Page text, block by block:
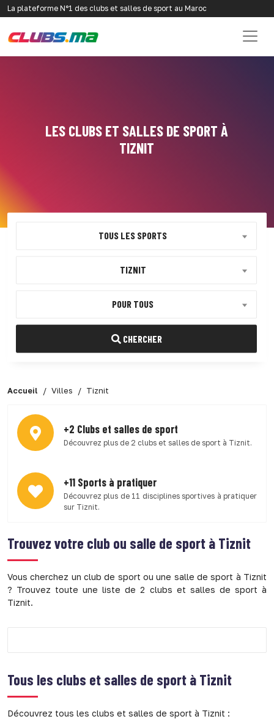
La plateforme N°1 des clubs et salles de sport au Maroc
LES CLUBS ET SALLES DE SPORT À
TIZNIT
TOUS LES SPORTS
TIZNIT
POUR TOUS
CHERCHER
Accueil Villes Tiznit
+2 Clubs et salles de sport
Découvrez plus de 2 clubs et salles de sport à Tiznit.
+11 Sports à pratiquer
Découvrez plus de 11 disciplines sportives à pratiquer
sur Tiznit.
Trouvez votre club ou salle de sport à Tiznit
Vous cherchez un club de sport ou une salle de sport à Tiznit
? Trouvez toute une liste de 2 clubs et salles de sport à
Tiznit.
Tous les clubs et salles de sport à Tiznit
Découvrez tous les clubs et salles de sport à Tiznit :